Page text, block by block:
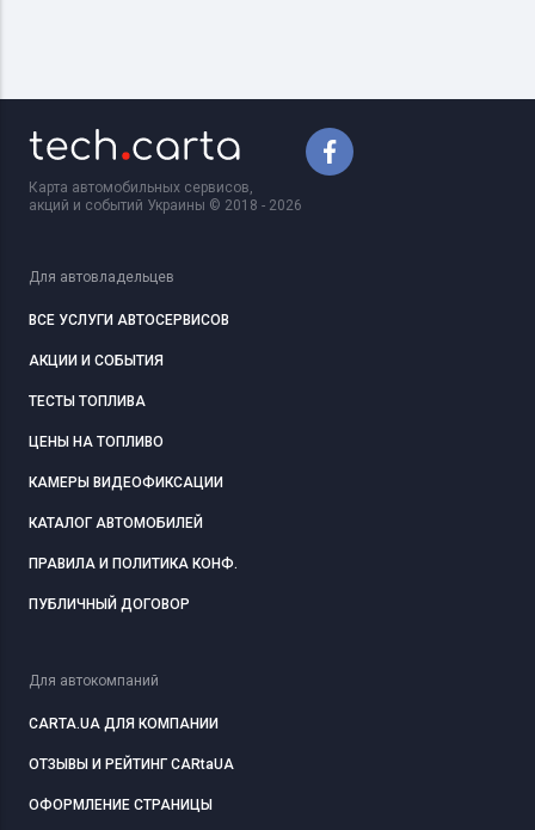
Карта автомобильных сервисов,
акций и событий Украины © 2018 - 2026
Для автовладельцев
ВСЕ УСЛУГИ АВТОСЕРВИСОВ
АКЦИИ И СОБЫТИЯ
ТЕСТЫ ТОПЛИВА
ЦЕНЫ НА ТОПЛИВО
КАМЕРЫ ВИДЕОФИКСАЦИИ
КАТАЛОГ АВТОМОБИЛЕЙ
ПРАВИЛА И ПОЛИТИКА КОНФ.
ПУБЛИЧНЫЙ ДОГОВОР
Для автокомпаний
CARTA.UA ДЛЯ КОМПАНИИ
ОТЗЫВЫ И РЕЙТИНГ CARtaUA
ОФОРМЛЕНИЕ СТРАНИЦЫ